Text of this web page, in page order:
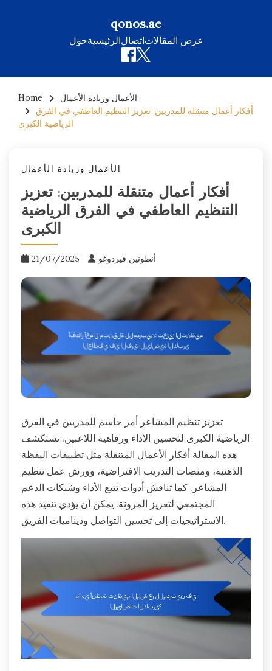
qonos.ae
حولالرئيسيةاتصالعرض المقالات
content
Home
الأعمال وريادة الأعمال
أفكار أعمال متنقلة للمدربين: تعزيز التنظيم العاطفي في الفرق
الرياضية الكبرى
الأعمال وريادة الأعمال
أفكار أعمال متنقلة للمدربين: تعزيز
التنظيم العاطفي في الفرق الرياضية
الكبرى
21/07/2025 أنطونين فيردوغو
تعزيز تنظيم المشاعر أمر حاسم للمدربين في الفرق
الرياضية الكبرى لتحسين الأداء ورفاهية اللاعبين. تستكشف
هذه المقالة أفكار الأعمال المتنقلة مثل تطبيقات اليقظة
الذهنية، ومنصات التدريب الافتراضية، وورش عمل تنظيم
المشاعر. كما تناقش أدوات تتبع الأداء وشبكات الدعم
المجتمعي لتعزيز المرونة. يمكن أن يؤدي تنفيذ هذه
الاستراتيجيات إلى تحسين التواصل وديناميات الفريق.